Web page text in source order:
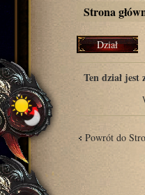
Strona
Dział
zablokowany
Ten dział jest
Powrót do